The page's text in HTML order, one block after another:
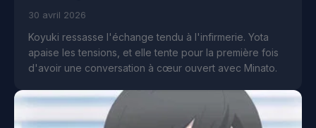
30 avril 2026
Koyuki ressasse l'échange tendu à l'infirmerie. Yota
apaise les tensions, et elle tente pour la première fois
d'avoir une conversation à cœur ouvert avec Minato.